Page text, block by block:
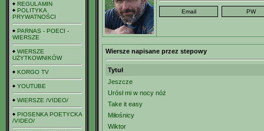
REGULAMIN
POLITYKA
PRYWATNOŚCI
PARNAS - POECI -
WIERSZE
WIERSZE
UŻYTKOWNIKÓW
KORGO TV
YOUTUBE
WIERSZE /VIDEO/
PIOSENKA POETYCKA
/VIDEO/
Wiersze napisane przez stepowy
Tytuł
Jeszcze
Urósł mi w nocy nóż
Take it easy
Miłośnicy
Wiktor